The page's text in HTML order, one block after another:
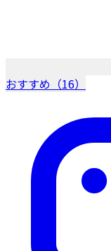
おすすめ（16）